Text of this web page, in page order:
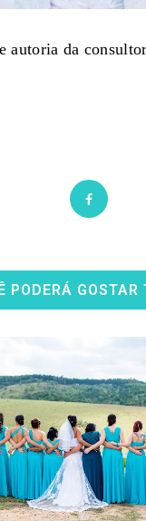
autoria da
PODERÁ GOSTAR